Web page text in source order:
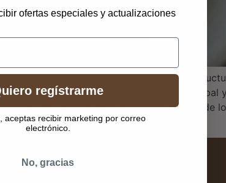
Protocolo y Etiqueta explica cómo
ensaladas), primer plato, plato principal
esté bien delimitada y los nombres de
ofertas especiales y actualizaciones
regístrarme
aceptas recibir marketing por correo
electrónico.
No, gracias